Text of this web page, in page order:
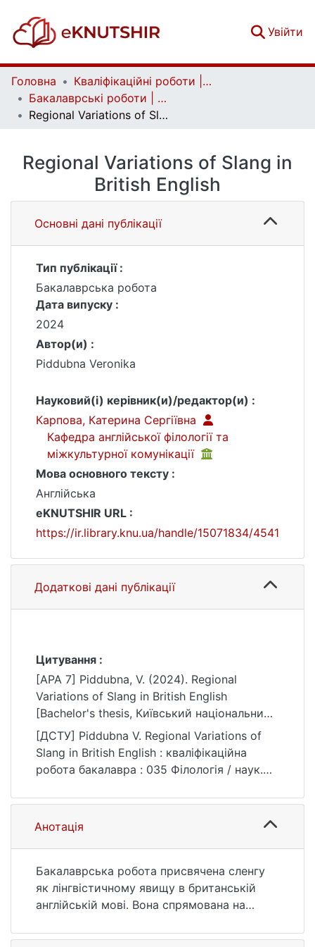
Увійти
Головна
Кваліфікаційні роботи | Qualifying works
Бакалаврські роботи | Bachelor theses
Regional Variations of Slang in British English
Regional Variations of Slang in
British English
Основні дані публікації
Тип публікації :
Бакалаврська робота
Дата випуску :
2024
Автор(и) :
Piddubna Veronika
Науковий(і) керівник(и)/редактор(и) :
Карпова, Катерина Сергіївна
Кафедра англійської філології та
міжкультурної комунікації
Мова основного тексту :
Англійська
eKNUTSHIR URL :
https://ir.library.knu.ua/handle/15071834/4541
Додаткові дані публікації
Цитування :
[APA 7] Piddubna, V. (2024). Regional
Variations of Slang in British English
[Bachelor's thesis, Київський національний
університет імені Тараса Шевченка].
eKNUTSHIR.
https://ir.library.knu.ua/handle/15071834/4541
[ДСТУ] Piddubna V. Regional Variations of
Slang in British English : кваліфікаційна
робота бакалавра : 035 Філологія / наук.
https://ir.library.knu.ua/handle/15071834/4541
(date of access: 25.07.2026).
Анотація
Бакалаврська робота присвячена сленгу
як лінгвістичному явищу в британській
англійській мові. Вона спрямована на
варіацій англійської мови та її